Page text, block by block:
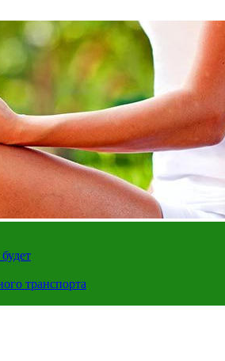
транспорта